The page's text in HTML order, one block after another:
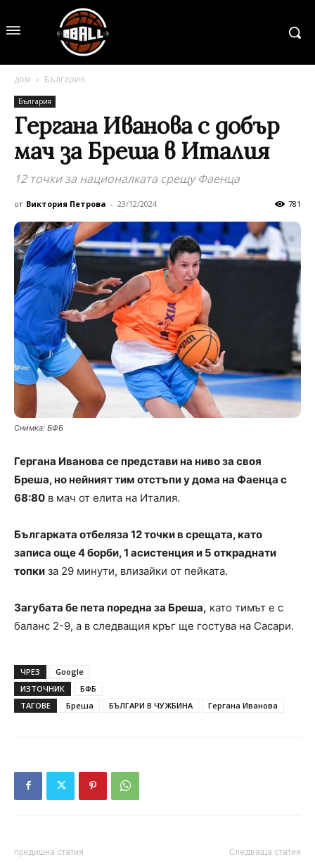
дом България
България
Гергана Иванова с добър
мач за Бреша в Италия
12 точки за националката срещу Фаенца
от Виктория Петрова - 23/12/2024 781
Снимка: БФБ
Гергана Иванова се представи на ниво за своя
Бреша, но нейният тим отстъпи у дома на Фаенца с
68:80 в мач от елита на Италия.
Българката отбеляза 12 точки в срещата, като
записа още 4 борби, 1 асистенция и 5 откраднати
топки за 29 минути, влизайки от пейката.
Загубата бе пета поредна за Бреша, като тимът е с
баланс 2-9, а в следващия кръг ще гостува на Сасари.
ЧРЕЗ
Google
ИЗТОЧНИК
БФБ
ТАГОВЕ
Бреша БЪЛГАРИ В ЧУЖБИНА Гергана Иванова
предишна статия Следваща статия